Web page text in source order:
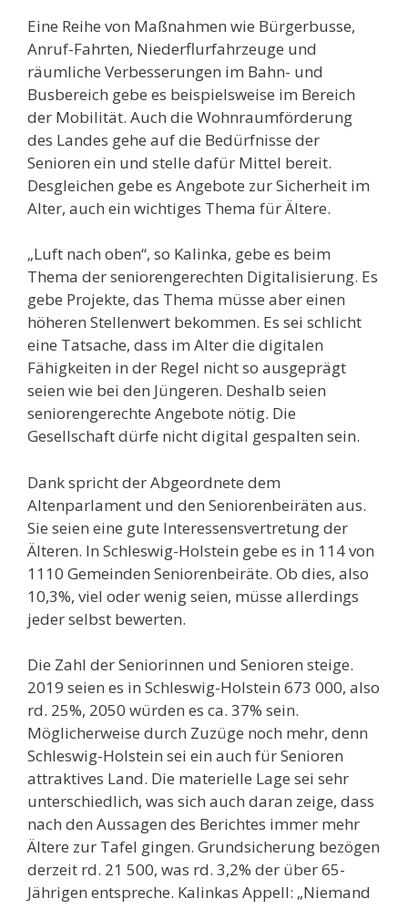
Eine Reihe von Maßnahmen wie Bürgerbusse,
Anruf-Fahrten, Niederflurfahrzeuge und
räumliche Verbesserungen im Bahn- und
Busbereich gebe es beispielsweise im Bereich
der Mobilität. Auch die Wohnraumförderung
des Landes gehe auf die Bedürfnisse der
Senioren ein und stelle dafür Mittel bereit.
Desgleichen gebe es Angebote zur Sicherheit im
Alter, auch ein wichtiges Thema für Ältere.
„Luft nach oben“, so Kalinka, gebe es beim
Thema der seniorengerechten Digitalisierung. Es
gebe Projekte, das Thema müsse aber einen
höheren Stellenwert bekommen. Es sei schlicht
eine Tatsache, dass im Alter die digitalen
Fähigkeiten in der Regel nicht so ausgeprägt
seien wie bei den Jüngeren. Deshalb seien
seniorengerechte Angebote nötig. Die
Gesellschaft dürfe nicht digital gespalten sein.
Dank spricht der Abgeordnete dem
Altenparlament und den Seniorenbeiräten aus.
Sie seien eine gute Interessensvertretung der
Älteren. In Schleswig-Holstein gebe es in 114 von
1110 Gemeinden Seniorenbeiräte. Ob dies, also
10,3%, viel oder wenig seien, müsse allerdings
jeder selbst bewerten.
Die Zahl der Seniorinnen und Senioren steige.
2019 seien es in Schleswig-Holstein 673 000, also
rd. 25%, 2050 würden es ca. 37% sein.
Möglicherweise durch Zuzüge noch mehr, denn
Schleswig-Holstein sei ein auch für Senioren
attraktives Land. Die materielle Lage sei sehr
unterschiedlich, was sich auch daran zeige, dass
nach den Aussagen des Berichtes immer mehr
Ältere zur Tafel gingen. Grundsicherung bezögen
derzeit rd. 21 500, was rd. 3,2% der über 65-
Jährigen entspreche. Kalinkas Appell: „Niemand